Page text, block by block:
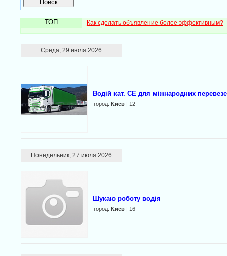
ТОП Как сделать объявление более эффективным?
Среда, 29 июля 2026
Водій кат. CE для міжнародних
город: Киев| 12
Понедельник, 27 июля 2026
Шукаю роботу водія
город: Киев| 16